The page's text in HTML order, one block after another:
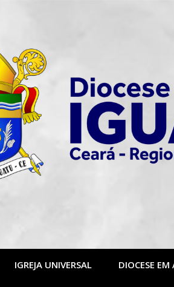
IGREJA UNIVERSAL DIOCESE EM